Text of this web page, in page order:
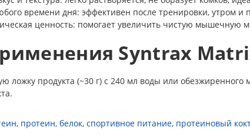
времени дня: эффективен после тренировки, утром и
ценность: помогает увеличить чистую мышечную
Syntrax
ложку продукта (~30 г) с 240 мл воды или
, протеин, белок, спортивное питание, протеиновый